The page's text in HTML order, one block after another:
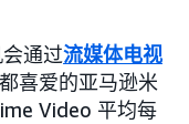
通过流媒体电视
喜爱的亚马逊米
Video 平均每